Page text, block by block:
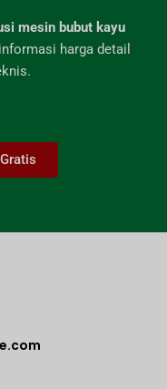
mesin bubut kayu
harga detail